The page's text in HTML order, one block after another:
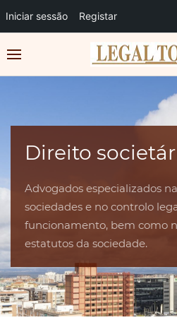
Iniciar sessão Registar
Direito
Advogados especializados
sociedades e no controlo
funcionamento, bem como
estatutos da sociedade.